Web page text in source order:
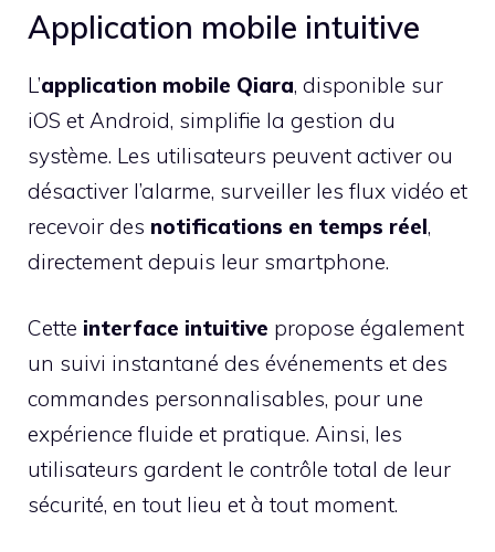
Application mobile intuitive
L’application mobile Qiara, disponible sur
iOS et Android, simplifie la gestion du
système. Les utilisateurs peuvent activer ou
désactiver l’alarme, surveiller les flux vidéo et
recevoir des notifications en temps réel,
directement depuis leur smartphone.
Cette interface intuitive propose également
un suivi instantané des événements et des
commandes personnalisables, pour une
expérience fluide et pratique. Ainsi, les
utilisateurs gardent le contrôle total de leur
sécurité, en tout lieu et à tout moment.